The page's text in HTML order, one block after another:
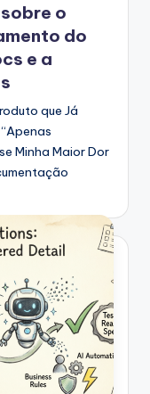
o
do
e a
que Já
Minha Maior Dor